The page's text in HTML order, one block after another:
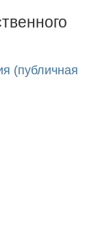
(публичная